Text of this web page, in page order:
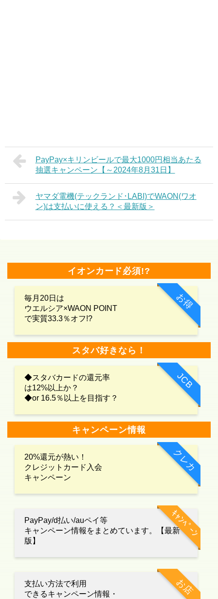
PayPay×キリンビールで最大1000円相当あたる
抽選キャンペーン【～2024年8月31日】
ヤマダ電機(テックランド･LABI)でWAON(ワオ
ン)は支払いに使える？＜最新版＞
イオンカード必須!?
お得
毎月20日は
ウエルシア×WAON POINT
で実質33.3％オフ!?
スタバ好きなら！
JCB
◆スタバカードの還元率
は12%以上か？
◆or 16.5％以上を目指す？
キャンペーン情報
クレカ
20%還元が熱い！
クレジットカード入会
キャンペーン
ｷｬﾝﾍﾟｰﾝ
PayPay/d払い/auペイ等
キャンペーン情報をまとめています。【最新
版】
お店
支払い方法で利用
できるキャンペーン情報・